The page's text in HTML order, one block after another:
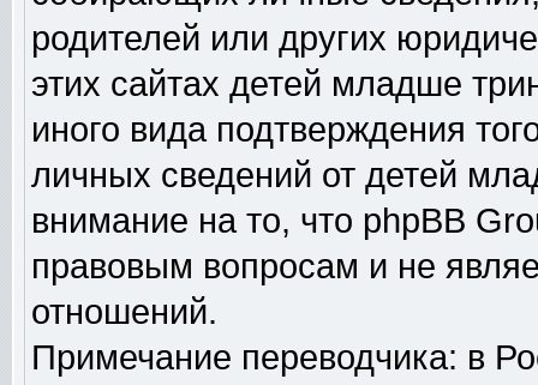
родителей или других
этих сайтах детей младше
иного вида подтверждения
личных сведений от детей
внимание на то, что phpBB
правовым вопросам и не
отношений.
Примечание переводчика: в